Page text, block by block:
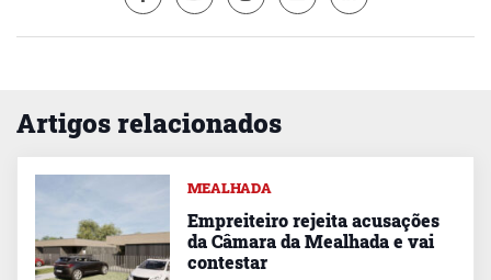
Artigos relacionados
MEALHADA
Empreiteiro rejeita acusações
da Câmara da Mealhada e vai
contestar